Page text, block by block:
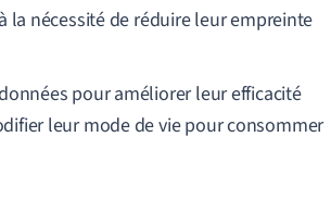
la nécessité de réduire leur empreinte
pour améliorer leur efficacité
leur mode de vie pour consommer